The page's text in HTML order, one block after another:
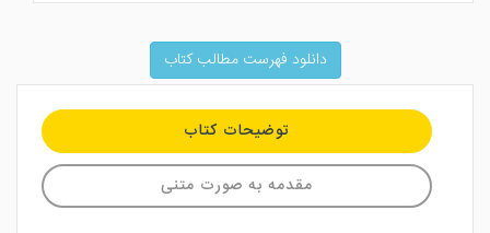
دانلود فهرست مطالب کتاب
توضیحات کتاب
مقدمه به صورت متنی